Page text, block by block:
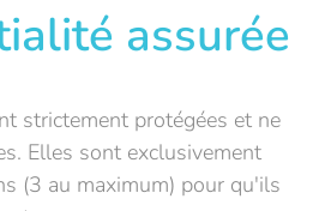
assurée
strictement protégées et ne
Elles sont exclusivement
(3 au maximum) pour qu'ils